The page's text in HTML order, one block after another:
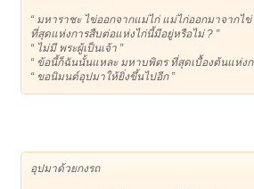
“ มหาราชะ ไข่ออกจากแม่ไก่ แม่ไก่ออกมาจากไ
ที่สุดแห่งการสืบต่อแห่งไก่นี้มีอยู่หรือไม่ ? ”
“ ไม่มี พระผู้เป็นเจ้า ”
“ ข้อนี้ก็ฉันนั้นแหละ มหาบพิตร ที่สุดเบื้องต้นแห่ง
“ ขอนิมนต์อุปมาให้ยิ่งขึ้นไปอีก ”
อุปมาด้วยกงรถ